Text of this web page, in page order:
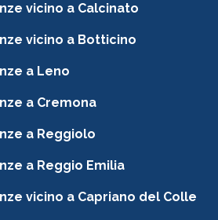
vicino a Calcinato
vicino a Botticino
a Leno
a Cremona
a Reggiolo
a Reggio Emilia
vicino a Capriano del Colle